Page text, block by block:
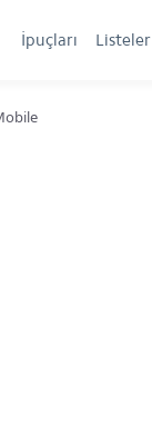
İpuçları Listeler